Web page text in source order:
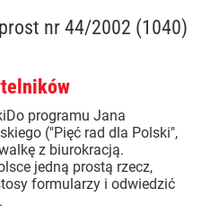
nr 44/2002 (1040)
programu Jana
("Pięć rad dla Polski",
z biurokracją.
jedną prostą rzecz,
formularzy i odwiedzić